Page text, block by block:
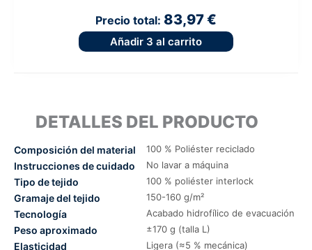
Precio total: 83,97 €
Añadir 3 al carrito
DETALLES DEL PRODUCTO
Composición del material 100 % Poliéster reciclado
Instrucciones de cuidado No lavar a máquina
Tipo de tejido 100 % poliéster interlock
Gramaje del tejido 150-160 g/m²
Tecnología Acabado hidrofílico de evacuación
Peso aproximado ±170 g (talla L)
Elasticidad Ligera (≈5 % mecánica)